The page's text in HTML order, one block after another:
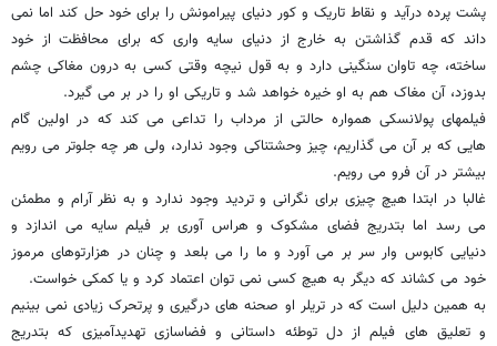
پشت پرده درآید و نقاط تاریک و کور دنیای پیرامونش را برای خود حل کند اما نمی
داند که قدم گذاشتن به خارج از دنیای سایه واری که برای محافظت از خود
ساخته، چه تاوان سنگینی دارد و به قول نیچه وقتی کسی به درون مغاکی چشم
بدوزد، آن مغاک هم به او خیره خواهد شد و تاریکی او را در بر می گیرد.
فیلمهای پولانسکی همواره حالتی از مرداب را تداعی می کند که در اولین گام
هایی که بر آن می گذاریم، چیز وحشتناکی وجود ندارد، ولی هر چه جلوتر می رویم
بیشتر در آن فرو می رویم.
غالبا در ابتدا هیچ چیزی برای نگرانی و تردید وجود ندارد و به نظر آرام و مطمئن
می رسد اما بتدریج فضای مشکوک و هراس آوری بر فیلم سایه می اندازد و
دنیایی کابوس وار سر بر می آورد و ما را می بلعد و چنان در هزارتوهای مرموز
خود می کشاند که دیگر به هیچ کسی نمی توان اعتماد کرد و یا کمکی خواست.
به همین دلیل است که در تریلر او صحنه های درگیری و پرتحرک زیادی نمی بینیم
و تعلیق های فیلم از دل توطئه داستانی و فضاسازی تهدیدآمیزی که بتدریج